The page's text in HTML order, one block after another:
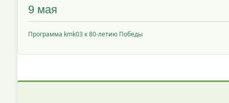
9 мая
Программа kmk03 к 80-летию Победы